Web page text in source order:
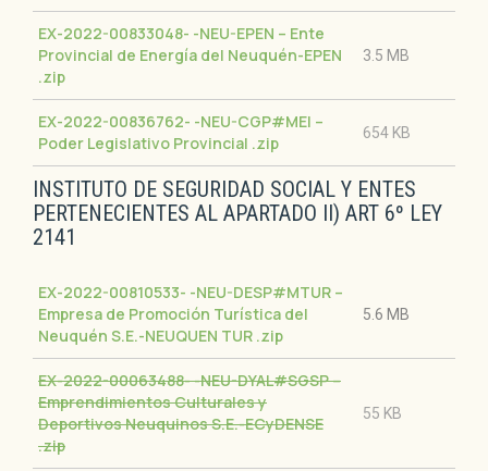
EX-2022-00833048- -NEU-EPEN – Ente
Provincial de Energía del Neuquén-EPEN
.zip
3.5 MB
EX-2022-00836762- -NEU-CGP#MEI –
Poder Legislativo Provincial .zip 654 KB
INSTITUTO DE SEGURIDAD SOCIAL Y ENTES
PERTENECIENTES AL APARTADO II) ART 6º LEY
2141
EX-2022-00810533- -NEU-DESP#MTUR –
Empresa de Promoción Turística del
Neuquén S.E.-NEUQUEN TUR .zip
5.6 MB
EX-2022-00063488- -NEU-DYAL#SGSP –
Emprendimientos Culturales y
Deportivos Neuquinos S.E.-ECyDENSE
.zip
55 KB